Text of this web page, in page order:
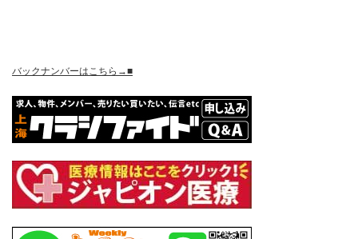
バックナンバーはこちら→■